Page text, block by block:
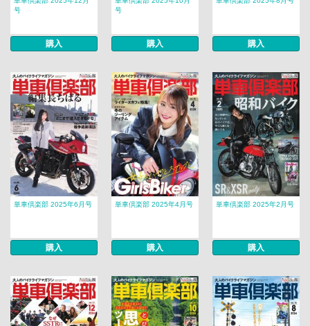
号
購入
号
購入 購入
単車倶楽部 2025年6月号
購入
単車倶楽部 2025年4月号
購入
単車倶楽部 2025年2月号
購入